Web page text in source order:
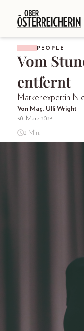
PEOPLE
Vom
entfernt
Markenexpertin
Von Mag. Ulli Wright
30. März 2023
2 Min.